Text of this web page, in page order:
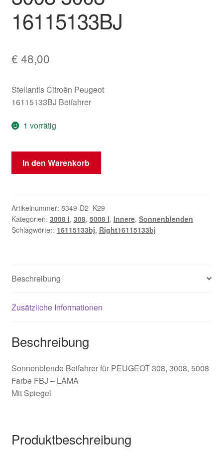
16115133BJ
€ 48,00
Stellantis Citroën Peugeot
16115133BJ Beifahrer
1 vorrätig
Sonnenblende
Beifahrer
3008
5008
16115133BJ
In den Warenkorb
Artikelnummer: 8349-D2_K29
Kategorien: 3008 I, 308, 5008 I, Innere, Sonnenblenden
Schlagwörter: 16115133bj, Right16115133bj
Beschreibung
Zusätzliche Informationen
Beschreibung
Sonnenblende Beifahrer für PEUGEOT 308, 3008, 5008
Farbe FBJ – LAMA
Mit Spiegel
Produktbeschreibung